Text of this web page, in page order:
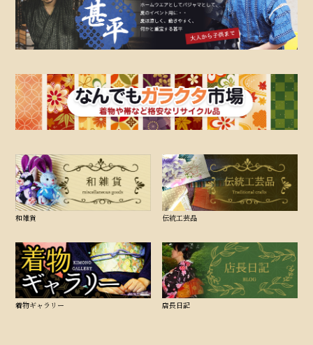
和雑貨 伝統工芸品
着物ギャラリー 店長日記